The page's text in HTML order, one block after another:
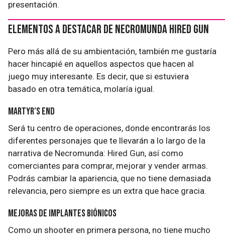
presentación.
Elementos a destacar de Necromunda Hired Gun
Pero más allá de su ambientación, también me gustaría
hacer hincapié en aquellos aspectos que hacen al
juego muy interesante. Es decir, que si estuviera
basado en otra temática, molaría igual.
Martyr’s End
Será tu centro de operaciones, donde encontrarás los
diferentes personajes que te llevarán a lo largo de la
narrativa de Necromunda: Hired Gun, así como
comerciantes para comprar, mejorar y vender armas.
Podrás cambiar la apariencia, que no tiene demasiada
relevancia, pero siempre es un extra que hace gracia.
Mejoras de implantes biónicos
Como un shooter en primera persona, no tiene mucho